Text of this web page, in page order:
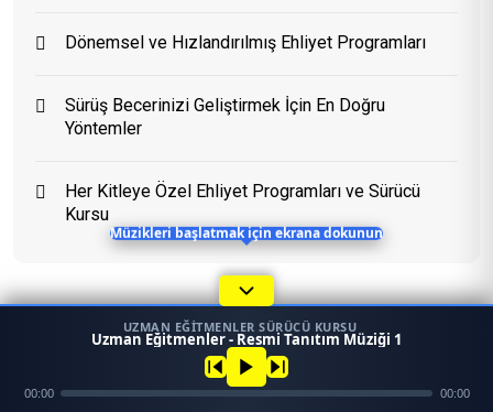
Dönemsel ve Hızlandırılmış Ehliyet Programları
Sürüş Becerinizi Geliştirmek İçin En Doğru
Yöntemler
Her Kitleye Özel Ehliyet Programları ve Sürücü
Kursu
Ara
1
Konum Mezun
Müzikleri başlatmak için ekrana dokunun
UZMAN EĞITMENLER SÜRÜCÜ KURSU
Uzman Eğitmenler - Resmi Tanıtım Müziği 1
00:00 00:00